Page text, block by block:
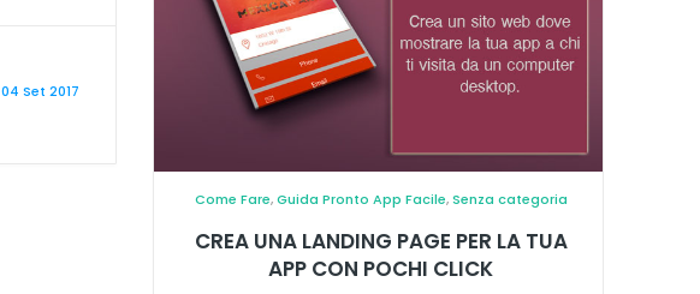
04 Set 2017
Come Fare,Guida Pronto App Facile,Senza categoria
CREA UNA LANDING PAGE PER LA TUA
APP CON POCHI CLICK